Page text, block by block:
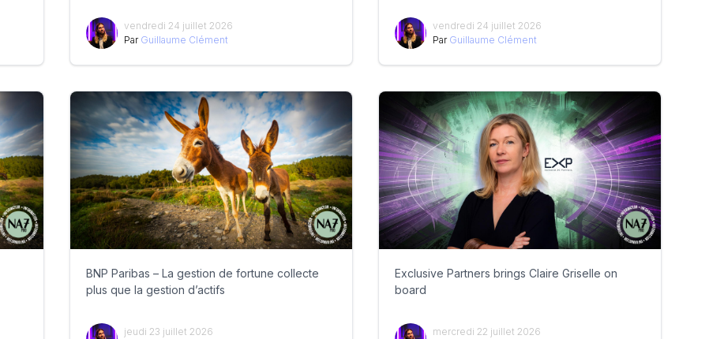
vendredi 24 juillet 2026
Par Guillaume Clément
vendredi 24 juillet 2026
Par Guillaume Clément
BNP Paribas – La gestion de fortune collecte
plus que la gestion d’actifs
jeudi 23 juillet 2026
Exclusive Partners brings Claire Griselle on
board
mercredi 22 juillet 2026